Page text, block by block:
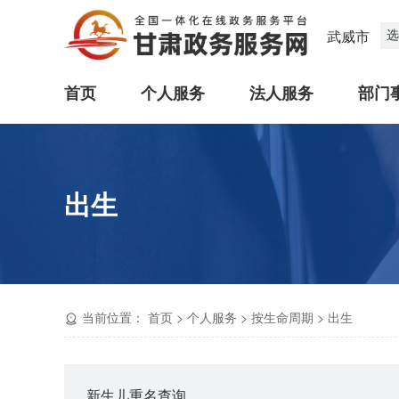
武威市
首页 个人服务 法人服务 部门
出生
当前位置： 首页 > 个人服务 > 按生命周期 > 出生